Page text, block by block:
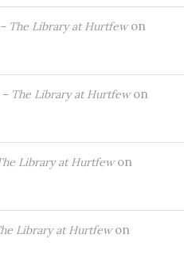
The Library at Hurtfewon
The Library at Hurtfewon
Library at Hurtfewon
Library at Hurtfewon